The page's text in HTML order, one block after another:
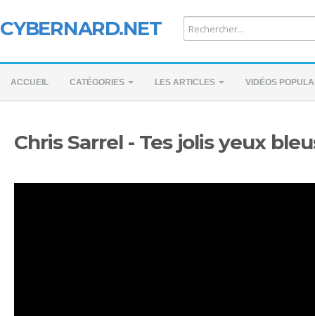
CYBERNARD.NET
ACCUEIL CATÉGORIES LES ARTICLES VIDÉOS
Chris Sarrel - Tes jolis yeux